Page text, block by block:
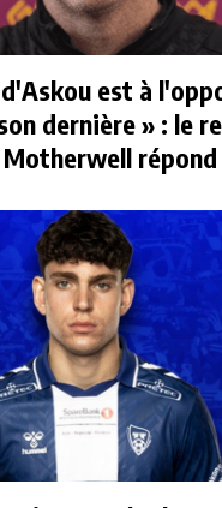
est à
dernière » : le
répond